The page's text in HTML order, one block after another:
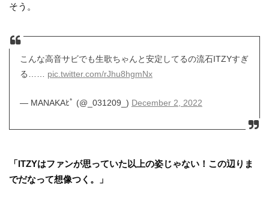
そう。
こんな高音サビでも生歌ちゃんと安定してるの流石ITZYすぎ
る…… pic.twitter.com/rJhu8hgmNx
— MANAKAﾋﾟ (@_031209_) December 2, 2022
「ITZYはファンが思っていた以上の姿じゃない！この辺りま
でだなって想像つく。」